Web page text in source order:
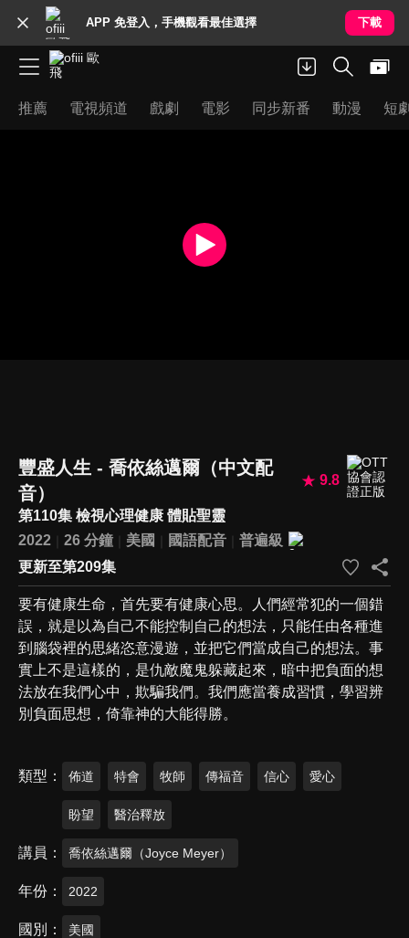
APP 免登入，手機觀看最佳選擇 下載
推薦 電視頻道 戲劇 電影 同步新番 動漫 短
豐盛人生 - 喬依絲邁爾（中文配
音）
9.8
第110集 檢視心理健康 體貼聖靈
2022
26 分鐘 美國 國語配音
普遍級
更新至第209集
要有健康生命，首先要有健康心思。人們經常犯的一個錯
誤，就是以為自己不能控制自己的想法，只能任由各種進
到腦袋裡的思緒恣意漫遊，並把它們當成自己的想法。事
實上不是這樣的，是仇敵魔鬼躲藏起來，暗中把負面的想
法放在我們心中，欺騙我們。我們應當養成習慣，學習辨
別負面思想，倚靠神的大能得勝。
類型 佈道 特會 牧師 傳福音 信心 愛心
盼望 醫治釋放
講員 喬依絲邁爾（Joyce Meyer）
年份 2022
國別 美國